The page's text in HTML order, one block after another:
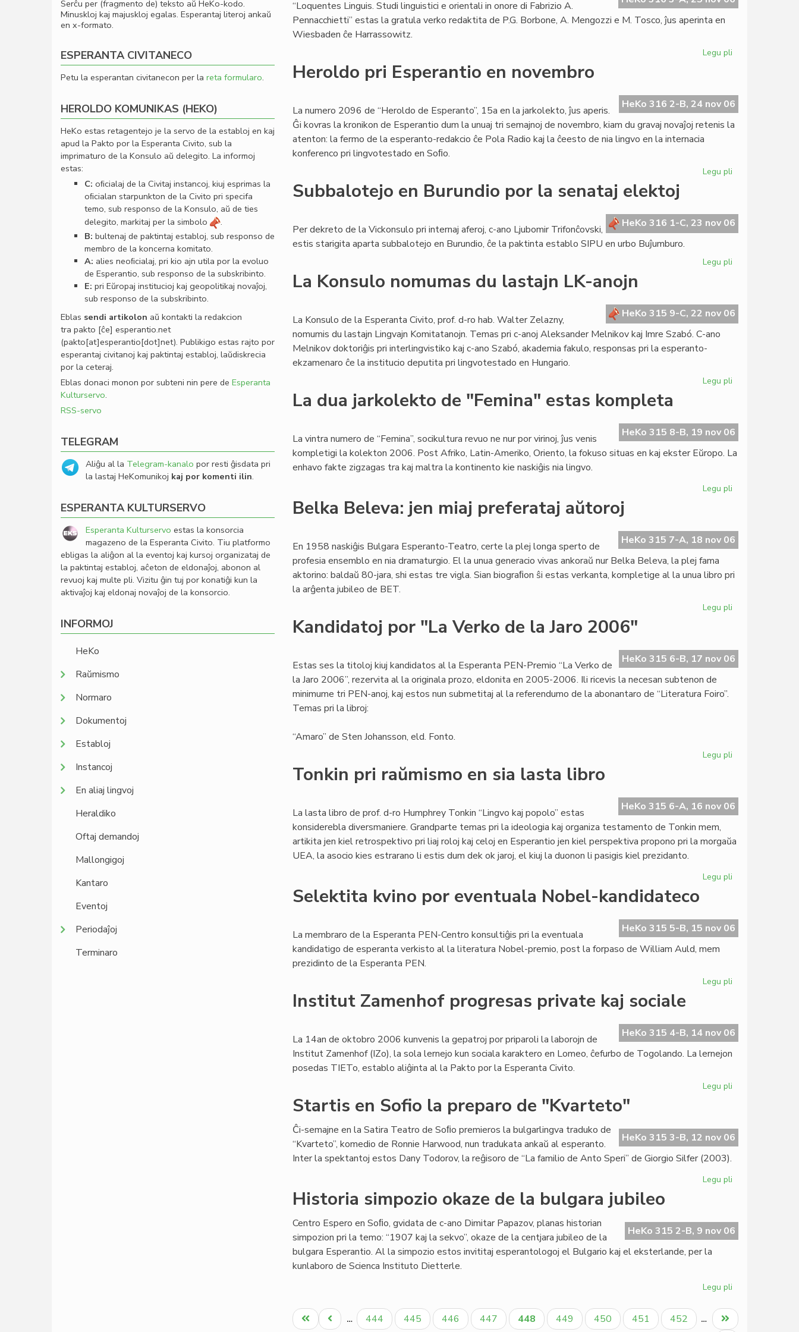
“Loquentes Linguis. Studi linguistici e orientali in onore di Fabrizio A.
Pennacchietti” estas la gratula verko redaktita de P.G. Borbone, A. Mengozzi e M. Tosco, ĵus aperinta en
Wiesbaden ĉe Harrassowitz.
Legu pli
Fabrizio
Pennacchietti
Heroldo pri Esperantio en novembro
HeKo 316 2-B, 24 nov 06
La numero 2096 de “Heroldo de Esperanto”, 15a en la jarkolekto, ĵus aperis.
Ĝi kovras la kronikon de Esperantio dum la unuaj tri semajnoj de novembro, kiam du gravaj novaĵoj retenis la
atenton: la fermo de la esperanto-redakcio ĉe Pola Radio kaj la ĉeesto de nia lingvo en la internacia
konferenco pri lingvotestado en Soﬁo.
Legu pli
en
novembro
Subbalotejo en Burundio por la senataj elektoj
HeKo 316 1-C, 23 nov 06
Per dekreto de la Vickonsulo pri internaj aferoj, c-ano Ljubomir Trifonĉovski,
estis starigita aparta subbalotejo en Burundio, ĉe la paktinta establo SIPU en urbo Buĵumburo.
Legu pli
por
la
La Konsulo nomumas du lastajn LK-anojn
HeKo 315 9-C, 22 nov 06
La Konsulo de la Esperanta Civito, prof. d-ro hab. Walter Zelazny,
nomumis du lastajn Lingvajn Komitatanojn. Temas pri c-anoj Aleksander Melnikov kaj Imre Szabó. C-ano
Melnikov doktoriĝis pri interlingvistiko kaj c-ano Szabó, akademia fakulo, responsas pri la esperanto-
ekzamenaro ĉe la institucio deputita pri lingvotestado en Hungario.
Legu pli
du
lastajn
LK-
La dua jarkolekto de "Femina" estas kompleta
HeKo 315 8-B, 19 nov 06
La vintra numero de “Femina”, socikultura revuo ne nur por virinoj, ĵus venis
kompletigi la kolekton 2006. Post Afriko, Latin-Ameriko, Oriento, la fokuso situas en kaj ekster Eŭropo. La
enhavo fakte zigzagas tra kaj maltra la kontinento kie naskiĝis nia lingvo.
Legu pli
de
"Femina"
kompleta
Belka Beleva: jen miaj preferataj aŭtoroj
HeKo 315 7-A, 18 nov 06
En 1958 naskiĝis Bulgara Esperanto-Teatro, certe la plej longa sperto de
profesia ensemblo en nia dramaturgio. El la unua generacio vivas ankoraŭ nur Belka Beleva, la plej fama
aktorino: baldaŭ 80-jara, shi estas tre vigla. Sian biograﬁon ŝi estas verkanta, kompletige al la unua libro pri
la arĝenta jubileo de BET.
Legu pli
miaj
preferataj
Kandidatoj por "La Verko de la Jaro 2006"
HeKo 315 6-B, 17 nov 06
Estas ses la titoloj kiuj kandidatos al la Esperanta PEN-Premio “La Verko de
la Jaro 2006”, rezervita al la originala prozo, eldonita en 2005-2006. Ili ricevis la necesan subtenon de
minimume tri PEN-anoj, kaj estos nun submetitaj al la referendumo de la abonantaro de “Literatura Foiro”.
Temas pri la libroj:
“Amaro” de Sten Johansson, eld. Fonto.
Legu pli
Verko
de
Jaro
Tonkin pri raŭmismo en sia lasta libro
HeKo 315 6-A, 16 nov 06
La lasta libro de prof. d-ro Humphrey Tonkin “Lingvo kaj popolo” estas
konsiderebla diversmaniere. Grandparte temas pri la ideologia kaj organiza testamento de Tonkin mem,
artikita jen kiel retrospektivo pri liaj roloj kaj celoj en Esperantio jen kiel perspektiva propono pri la morgaŭa
UEA, la asocio kies estrarano li estis dum dek ok jaroj, el kiuj la duonon li pasigis kiel prezidanto.
Legu pli
en
sia
Selektita kvino por eventuala Nobel-kandidateco
HeKo 315 5-B, 15 nov 06
La membraro de la Esperanta PEN-Centro konsultiĝis pri la eventuala
kandidatigo de esperanta verkisto al la literatura Nobel-premio, post la forpaso de William Auld, mem
prezidinto de la Esperanta PEN.
Legu pli
eventuala
Nobel-
Institut Zamenhof progresas private kaj sociale
HeKo 315 4-B, 14 nov 06
La 14an de oktobro 2006 kunvenis la gepatroj por priparoli la laborojn de
Institut Zamenhof (IZo), la sola lernejo kun sociala karaktero en Lomeo, ĉefurbo de Togolando. La lernejon
posedas TIETo, establo aliĝinta al la Pakto por la Esperanta Civito.
Legu pli
private
kaj
Startis en Sofio la preparo de "Kvarteto"
HeKo 315 3-B, 12 nov 06
Ĉi-semajne en la Satira Teatro de Soﬁo premieros la bulgarlingva traduko de
“Kvarteto”, komedio de Ronnie Harwood, nun tradukata ankaŭ al esperanto.
Inter la spektantoj estos Dany Todorov, la reĝisoro de “La familio de Anto Speri” de Giorgio Silfer (2003).
Legu pli
la
preparo
Historia simpozio okaze de la bulgara jubileo
HeKo 315 2-B, 9 nov 06
Centro Espero en Soﬁo, gvidata de c-ano Dimitar Papazov, planas historian
simpozion pri la temo: “1907 kaj la sekvo”, okaze de la centjara jubileo de la
bulgara Esperantio. Al la simpozio estos invititaj esperantologoj el Bulgario kaj el eksterlande, per la
kunlaboro de Scienca Instituto Dietterle.
Legu pli
simpozio
okaze
Pagination
Unua
Antaŭa
… Paĝo
444 Paĝo
445 Paĝo
446 Paĝo
447
Aktuala
448 Paĝo
449 Paĝo
450 Paĝo
451 Paĝo
452 …
Last
Serĉu per (fragmento de) teksto aŭ HeKo-kodo.
Minuskloj kaj majuskloj egalas. Esperantaj literoj ankaŭ
en x-formato.
ESPERANTA CIVITANECO
Petu la esperantan civitanecon per la reta formularo.
HEROLDO KOMUNIKAS (HEKO)
HeKo estas retagentejo je la servo de la establoj en kaj
apud la Pakto por la Esperanta Civito, sub la
imprimaturo de la Konsulo aŭ delegito. La informoj
estas:
C: oﬁcialaj de la Civitaj instancoj, kiuj esprimas la
oﬁcialan starpunkton de la Civito pri specifa
temo, sub responso de la Konsulo, aŭ de ties
delegito, markitaj per la simbolo
.
B: bultenaj de paktintaj establoj, sub responso de
membro de la koncerna komitato.
A: alies neoﬁcialaj, pri kio ajn utila por la evoluo
de Esperantio, sub responso de la subskribinto.
E: pri Eŭropaj institucioj kaj geopolitikaj novaĵoj,
sub responso de la subskribinto.
Eblas sendi artikolon aŭ kontakti la redakcion
tra pakto [ĉe] esperantio.net
(pakto[at]esperantio[dot]net). Publikigo estas rajto por
esperantaj civitanoj kaj paktintaj establoj, laŭdiskrecia
por la ceteraj.
Eblas donaci monon por subteni nin pere de Esperanta
Kulturservo.
RSS-servo
TELEGRAM
Aliĝu al la Telegram-kanalo por resti ĝisdata pri
la lastaj HeKomunikoj kaj por komenti ilin.
ESPERANTA KULTURSERVO
Esperanta Kulturservo estas la konsorcia
magazeno de la Esperanta Civito. Tiu platformo
ebligas la aliĝon al la eventoj kaj kursoj organizataj de
la paktintaj establoj, aĉeton de eldonaĵoj, abonon al
revuoj kaj multe pli. Vizitu ĝin tuj por konatiĝi kun la
aktivaĵoj kaj eldonaj novaĵoj de la konsorcio.
INFORMOJ
HeKo
Raŭmismo
Normaro
Dokumentoj
Establoj
Instancoj
En aliaj lingvoj
Heraldiko
Oftaj demandoj
Mallongigoj
Kantaro
Eventoj
Periodaĵoj
Terminaro